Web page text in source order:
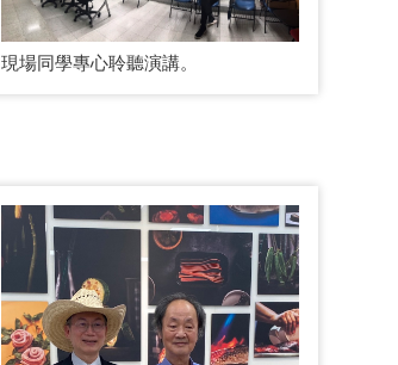
現場同學專心聆聽演講。